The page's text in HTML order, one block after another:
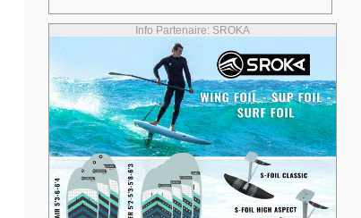
Info Partenaire: SROKA